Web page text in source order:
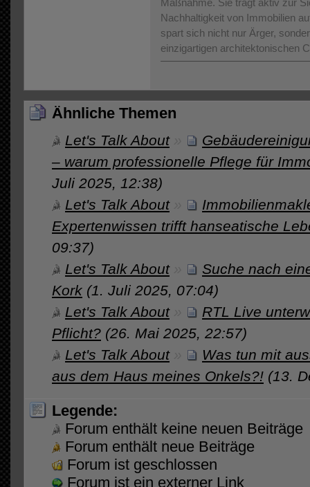
Maßnahme. Sie trägt aktiv zur
Nachhaltigkeit von Immobilien
spart sich nicht nur Ärger,
einzigartigen architektonischen
Ähnliche Themen
Let's Talk About»
– warum professionelle Pflege für
Juli 2025, 12:38)
Let's Talk About»
Expertenwissen trifft hanseatische
09:37)
Let's Talk About»
Suche nach
Kork (1. Juli 2025, 07:04)
Let's Talk About»
RTL Live
Pflicht? (26. Mai 2025, 22:57)
Let's Talk About»
Was tun mit
aus dem Haus meines Onkels?! (13.
Legende:
Forum enthält keine neuen Beiträge
Forum enthält neue Beiträge
Forum ist geschlossen
Forum ist ein externer Link